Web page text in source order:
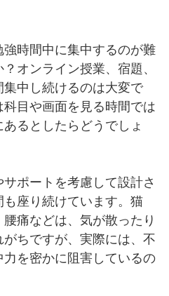
時間中に集中するのが難
オンライン授業、宿題、
中し続けるのは大変で
目や画面を見る時間では
るとしたらどうでしょ
ポートを考慮して設計さ
座り続けています。猫
痛などは、気が散ったり
ちですが、実際には、不
を密かに阻害しているの